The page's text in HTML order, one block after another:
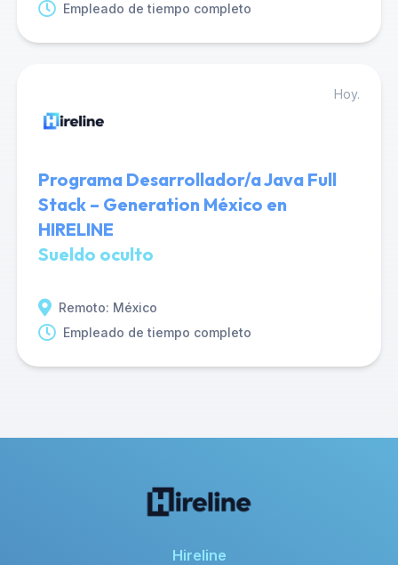
Empleado de tiempo completo
Hoy.
Programa Desarrollador/a Java Full
Stack – Generation México en
HIRELINE
Sueldo oculto
Remoto: México
Empleado de tiempo completo
Hireline